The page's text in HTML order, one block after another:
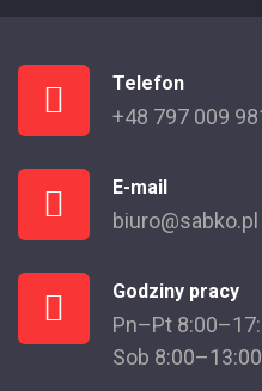
Telefon
+48 797 009
E-mail
biuro@sabko.pl
Godziny pracy
Pn–Pt
Sob 8:00–13:00